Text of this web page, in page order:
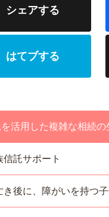
活用した複雑な相続の
信託サポート
き後に、障がいを持つ